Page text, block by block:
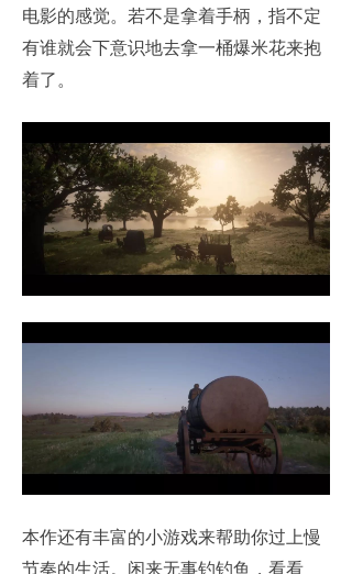
电影的感觉。若不是拿着手柄，指不定
有谁就会下意识地去拿一桶爆米花来抱
着了。
本作还有丰富的小游戏来帮助你过上慢
节奏的生活。闲来无事钓钓鱼，看看